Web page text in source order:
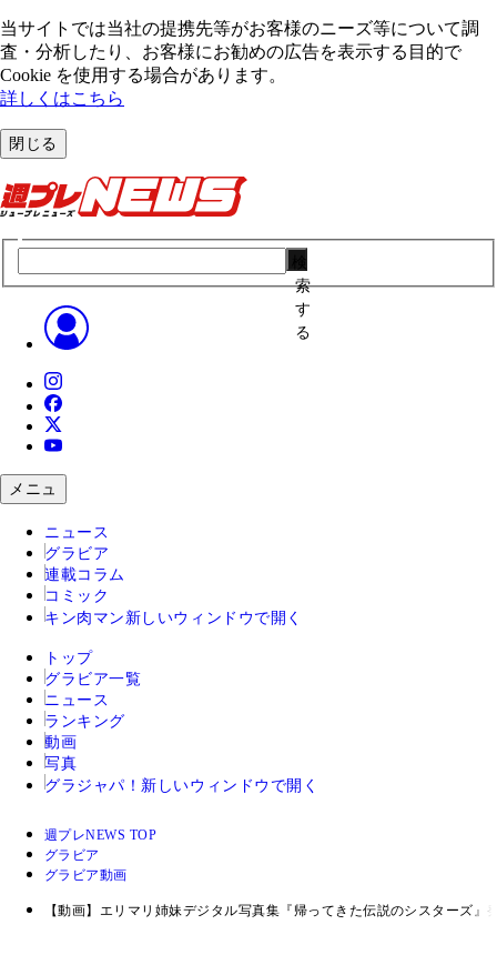
当サイトでは当社の提携先等がお客様のニーズ等について調
査・分析したり、お客様にお勧めの広告を表⽰する⽬的で
Cookie を使⽤する場合があります。
詳しくはこちら
閉じる
索
す
る
メニュ
ニュース
グラビア
連載コラム
コミック
キン肉マン 新しいウィンドウで開く
トップ
グラビア一覧
ニュース
ランキング
動画
写真
グラジャパ！ 新しいウィンドウで開く
週プレNEWS TOP
グラビア
グラビア動画
【動画】エリマリ姉妹デジタル写真集『帰ってきた伝説のシスターズ』